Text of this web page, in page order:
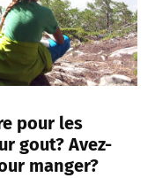
pour les
gout? Avez-
manger?